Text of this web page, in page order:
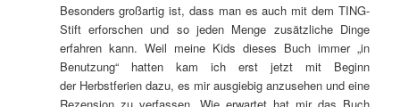
Besonders großartig ist, dass man es auch mit dem TING-
Stift erforschen und so jeden Menge zusätzliche Dinge
erfahren kann. Weil meine Kids dieses Buch immer „in
Benutzung“ hatten kam ich erst jetzt mit Beginn
der Herbstferien dazu, es mir ausgiebig anzusehen und eine
Rezension zu verfassen. Wie erwartet hat mir das Buch